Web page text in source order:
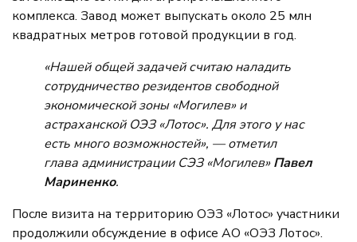
комплекса. Завод может выпускать около 25 млн
квадратных метров готовой продукции в год.
«Нашей общей задачей считаю наладить
сотрудничество резидентов свободной
экономической зоны «Могилев» и
астраханской ОЭЗ «Лотос». Для этого у нас
есть много возможностей», — отметил
глава администрации СЭЗ «Могилев»Павел
Мариненко.
После визита на территорию ОЭЗ «Лотос» участники
продолжили обсуждение в офисе АО «ОЭЗ Лотос».